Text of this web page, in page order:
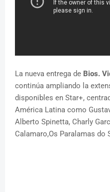
La nueva entrega de Bios.
continúa ampliando la
disponibles en Star+,
América Latina como
Alberto Spinetta, Charly
Calamaro,Os Paralamas do